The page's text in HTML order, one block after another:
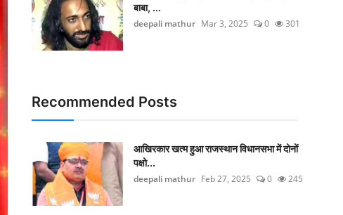
बाबा, ...
deepali mathur Mar 3, 2025 0 301
Recommended Posts
आखिरकार खत्म हुआ राजस्थान विधानसभा में दोनों
पक्षो...
deepali mathur Feb 27, 2025 0 245